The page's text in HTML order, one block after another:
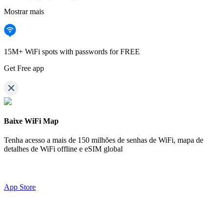
Mostrar mais
15M+ WiFi spots with passwords for FREE
Get Free app
Baixe WiFi Map
Tenha acesso a mais de 150 milhões de senhas de WiFi, mapa de
detalhes de WiFi offline e eSIM global
App Store